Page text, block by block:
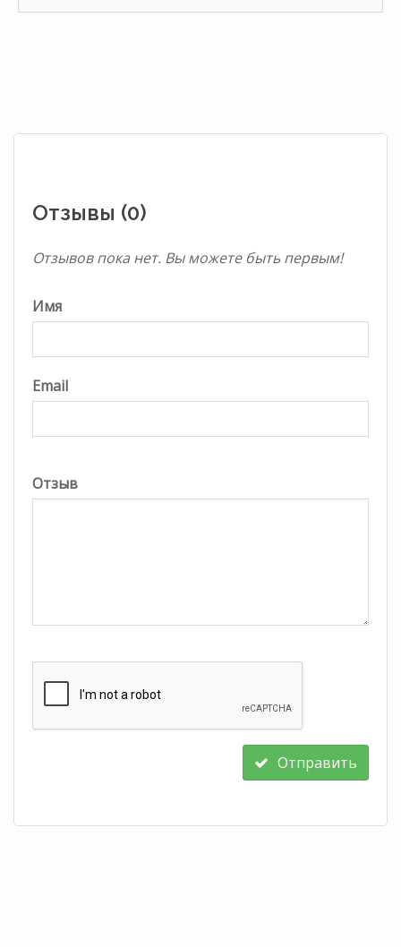
Отзывы (0)
Отзывов пока нет. Вы можете быть первым!
Имя
Email
Отзыв
Отправить